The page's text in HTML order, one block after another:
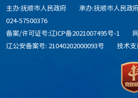
主办:抚顺市人民政府
承办:抚顺市人民政
024-57500376
备案/许可证号:辽ICP备2021007495号-1
辽公安备案号: 21040202000093号
技术